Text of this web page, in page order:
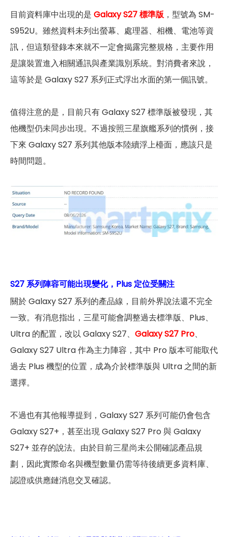
目前資料庫中出現的是 Galaxy S27 標準版，型號為 SM-
S952U。雖然資料未列出螢幕、處理器、相機、電池等資
訊，但這類登錄本來就不一定會揭露完整規格，主要作用
是讓裝置進入相關通訊與產業識別系統。對消費者來說，
這等於是 Galaxy S27 系列正式浮出水面的第一個訊號。
值得注意的是，目前只有 Galaxy S27 標準版被發現，其
他機型仍未同步出現。不過按照三星旗艦系列的慣例，接
下來 Galaxy S27 系列其他版本陸續浮上檯面，應該只是
時間問題。
S27 系列陣容可能出現變化，Plus 定位受關注
關於 Galaxy S27 系列的產品線，目前外界說法還不完全
一致。有消息指出，三星可能會調整過去標準版、Plus、
Ultra 的配置，改以 Galaxy S27、 Galaxy S27 Pro、
Galaxy S27 Ultra 作為主力陣容，其中 Pro 版本可能取代
過去 Plus 機型的位置，成為介於標準版與 Ultra 之間的新
選擇。
不過也有其他報導提到，Galaxy S27 系列可能仍會包含
Galaxy S27+，甚至出現 Galaxy S27 Pro 與 Galaxy
S27+ 並存的說法。由於目前三星尚未公開確認產品規
劃，因此實際命名與機型數量仍需等待後續更多資料庫、
認證或供應鏈消息交叉確認。